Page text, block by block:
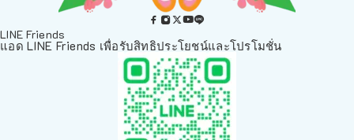
LINE Friends
แอด LINE Friends เพื่อรับสิทธิประโยชน์และโปรโมชั่น